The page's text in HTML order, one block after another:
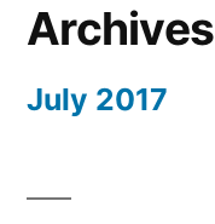
Archives
July 2017